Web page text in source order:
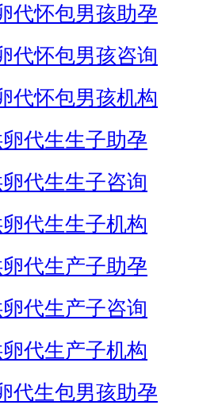
代怀包男孩助孕
代怀包男孩咨询
代怀包男孩机构
代生生子助孕
代生生子咨询
代生生子机构
代生产子助孕
代生产子咨询
代生产子机构
代生包男孩助孕